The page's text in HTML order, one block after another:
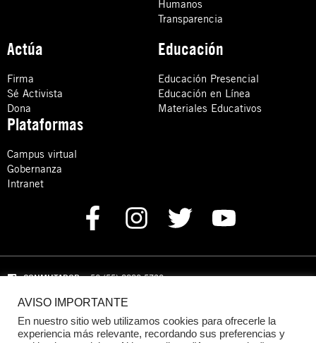
Humanos
Transparencia
Actúa
Firma
Sé Activista
Dona
Educación
Educación Presencial
Educación en Línea
Materiales Educativos
Plataformas
Campus virtual
Gobernanza
Intranet
CONMUTADOR: +52 (55) 8880 5730
Domicilio: Calle Hércules 13,
Benito Juárez, C.P. 03940 Ciudad de México, CDMX
AVISO IMPORTANTE
En nuestro sitio web utilizamos cookies para ofrecerle la
experiencia más relevante, recordando sus preferencias y